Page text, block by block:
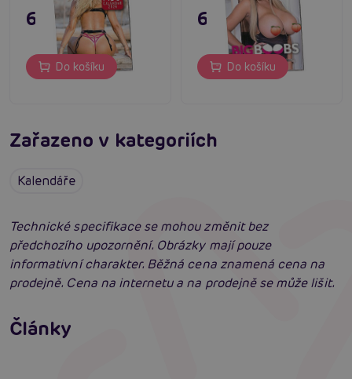
69 Kč
Do košíku
69 Kč
Do košíku
Zařazeno v kategoriích
Kalendáře
Technické specifikace se mohou změnit bez
předchozího upozornění. Obrázky mají pouze
informativní charakter. Běžná cena znamená cena na
prodejně. Cena na internetu a na prodejně se může lišit.
Články
Jak na zlepšení a podporu erekce
Číst více
Erotická inteligence: Příručka Sexiomů